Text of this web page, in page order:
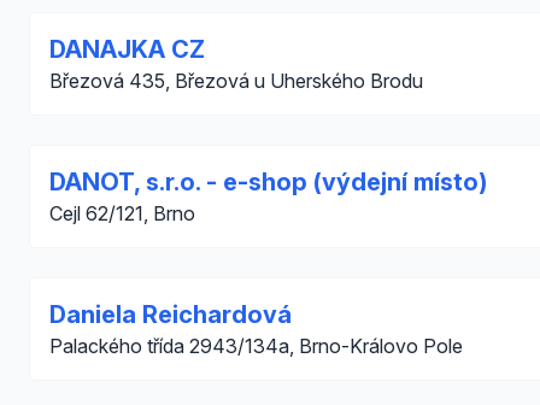
DANAJKA CZ
Březová 435, Březová u Uherského Brodu
DANOT, s.r.o. - e-shop (výdejní místo)
Cejl 62/121, Brno
Daniela Reichardová
Palackého třída 2943/134a, Brno-Královo Pole